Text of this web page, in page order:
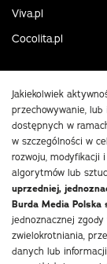
Viva.pl
Cocolita.pl
Jakiekolwiek
przechowywanie,
dostępnych w
w szczególności w
rozwoju, modyfikacji
algorytmów lub
uprzedniej,
Burda Media Polska
jednoznacznej
zwielokrotniania,
danych lub